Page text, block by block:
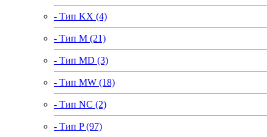
- Тип KX (4)
- Тип M (21)
- Тип MD (3)
- Тип MW (18)
- Тип NC (2)
- Тип P (97)